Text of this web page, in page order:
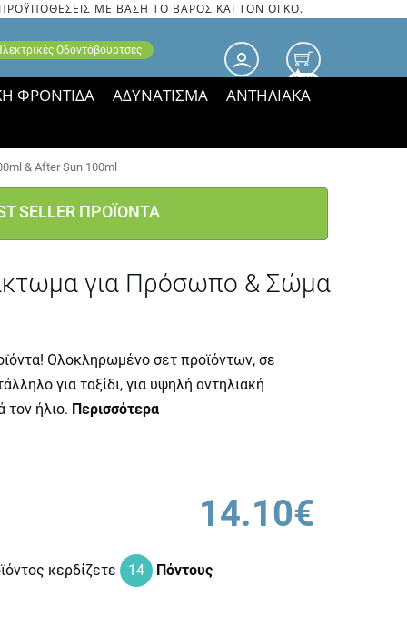
ΜΕ ΒΑΣΗ ΤΟ ΒΑΡΟΣ ΚΑΙ ΤΟΝ ΟΓΚΟ.
Οδοντόβουρτσες
0.00
ΦΡΟΝΤΙΔΑ ΑΔΥΝΑΤΙΣΜΑ
ΑΝΤΗΛΙΑΚΑ
ΠΑΡΑΜΕΝΟΥΝ!
& After Sun 100ml
SELLER ΠΡΟΪΟΝΤΑ
για Πρόσωπο & Σώμα
Ολοκληρωμένο σετ προϊόντων, σε
για ταξίδι, για υψηλή αντηλιακή
τον ήλιο. Περισσότερα
14.10€
κερδίζετε 14 Πόντους